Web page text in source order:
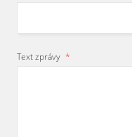
Text zprávy *